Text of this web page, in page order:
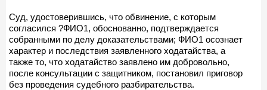
Суд, удостоверившись, что обвинение, с которым
согласился ?ФИО1, обоснованно, подтверждается
собранными по делу доказательствами; ФИО1 осознает
характер и последствия заявленного ходатайства, а
также то, что ходатайство заявлено им добровольно,
после консультации с защитником, постановил приговор
без проведения судебного разбирательства.